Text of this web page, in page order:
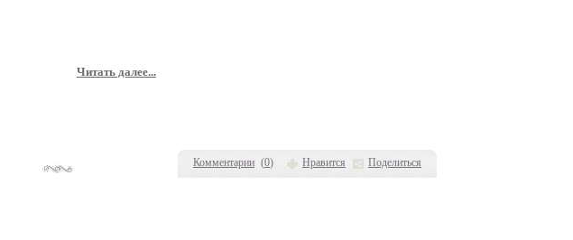
Комментарии (0) Нравится Поделиться
Читать далее...